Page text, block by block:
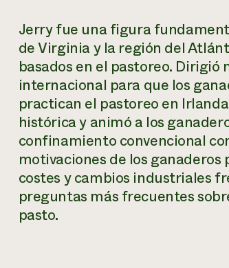
Jerry fue una figura
de Virginia y la región del
basados en el pastoreo.
internacional para que los
practican el pastoreo en
histórica y animó a los
confinamiento convencional
motivaciones de los
costes y cambios industriales
preguntas más frecuentes
pasto.